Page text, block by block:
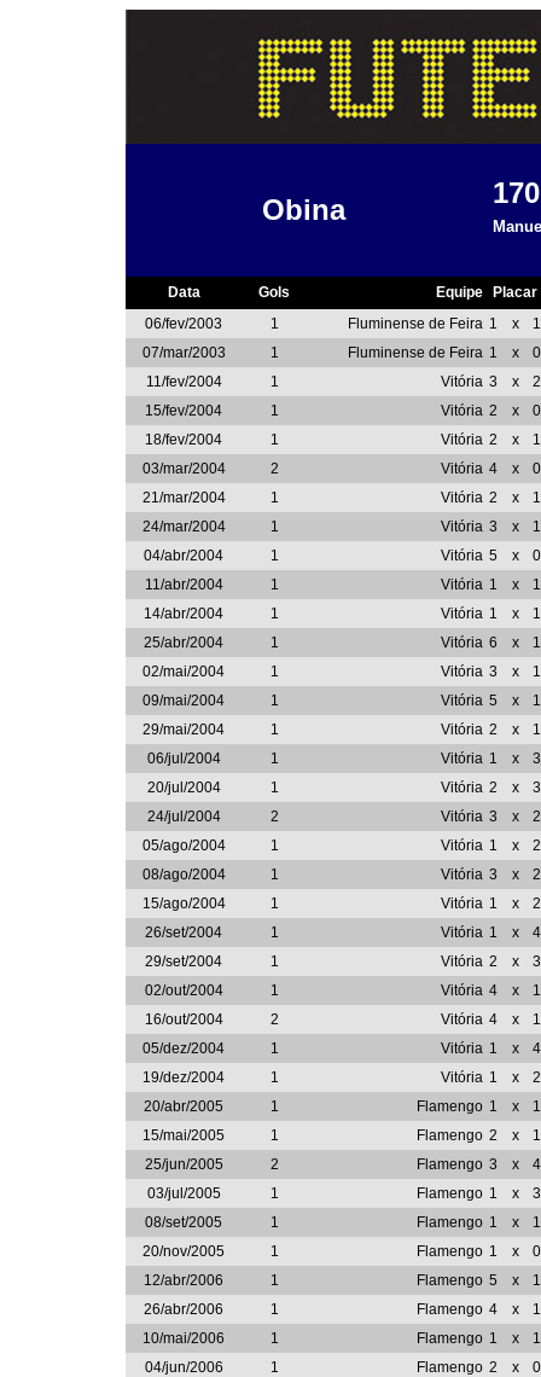
Obina
Data Gols Equipe
Placar
06/fev/2003
1 Fluminense de Feira 1 x
1
07/mar/2003
1 Fluminense de Feira 1 x
0
11/fev/2004
1 Vitória 3 x
2
15/fev/2004
1 Vitória 2 x
0
18/fev/2004
1 Vitória 2 x
1
03/mar/2004
2 Vitória 4 x
0
21/mar/2004
1 Vitória 2 x
1
24/mar/2004
1 Vitória 3 x
1
04/abr/2004
1 Vitória 5 x
0
11/abr/2004
1 Vitória 1 x
1
14/abr/2004
1 Vitória 1 x
1
25/abr/2004
1 Vitória 6 x
1
02/mai/2004
1 Vitória 3 x
1
09/mai/2004
1 Vitória 5 x
1
29/mai/2004
1 Vitória 2 x
1
06/jul/2004
1 Vitória 1 x
3
20/jul/2004
1 Vitória 2 x
3
24/jul/2004
2 Vitória 3 x
2
05/ago/2004
1 Vitória 1 x
2
08/ago/2004
1 Vitória 3 x
2
15/ago/2004
1 Vitória 1 x
2
26/set/2004
1 Vitória 1 x
4
29/set/2004
1 Vitória 2 x
3
02/out/2004
1 Vitória 4 x
1
16/out/2004
2 Vitória 4 x
1
05/dez/2004
1 Vitória 1 x
4
19/dez/2004
1 Vitória 1 x
2
20/abr/2005
1 Flamengo 1 x
1
15/mai/2005
1 Flamengo 2 x
1
25/jun/2005
2 Flamengo 3 x
4
03/jul/2005
1 Flamengo 1 x
3
08/set/2005
1 Flamengo 1 x
1
20/nov/2005
1 Flamengo 1 x
0
12/abr/2006
1 Flamengo 5 x
1
26/abr/2006
1 Flamengo 4 x
1
10/mai/2006
1 Flamengo 1 x
1
04/jun/2006
1 Flamengo 2 x
0